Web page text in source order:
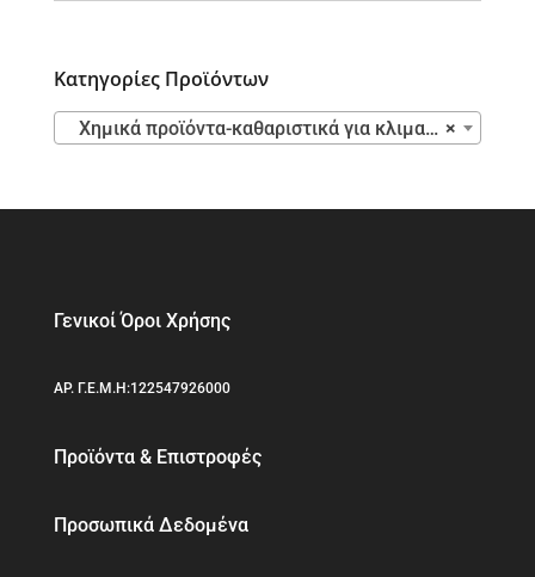
Κατηγορίες Προϊόντων
×
Χημικά προϊόντα-καθαριστικά για κλιματιστικά
Γενικοί Όροι Χρήσης
ΑΡ. Γ.Ε.Μ.Η:122547926000
Προϊόντα & Επιστροφές
Προσωπικά Δεδομένα